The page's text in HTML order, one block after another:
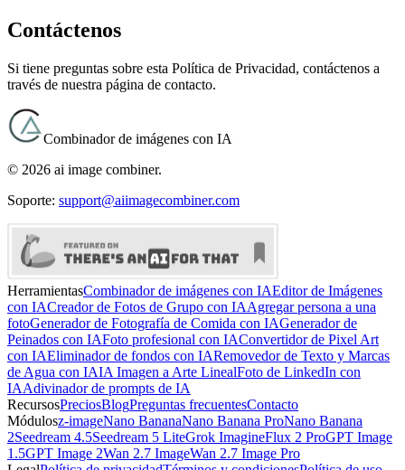
Contáctenos
Si tiene preguntas sobre esta Política de Privacidad, contáctenos a
través de nuestra página de contacto.
Combinador de imágenes con IA
© 2026 ai image combiner.
Soporte: support@aiimagecombiner.com
HerramientasCombinador de imágenes con IAEditor de Imágenes
con IACreador de Fotos de Grupo con IAAgregar persona a una
fotoGenerador de Fotografía de Comida con IAGenerador de
Peinados con IAFoto profesional con IAConvertidor de Pixel Art
con IAEliminador de fondos con IARemovedor de Texto y Marcas
de Agua con IAIA Imagen a Arte LinealFoto de LinkedIn con
IAAdivinador de prompts de IA
RecursosPreciosBlogPreguntas frecuentesContacto
Módulosz-imageNano BananaNano Banana ProNano Banana
2Seedream 4.5Seedream 5 LiteGrok ImagineFlux 2 ProGPT Image
1.5GPT Image 2Wan 2.7 ImageWan 2.7 Image Pro